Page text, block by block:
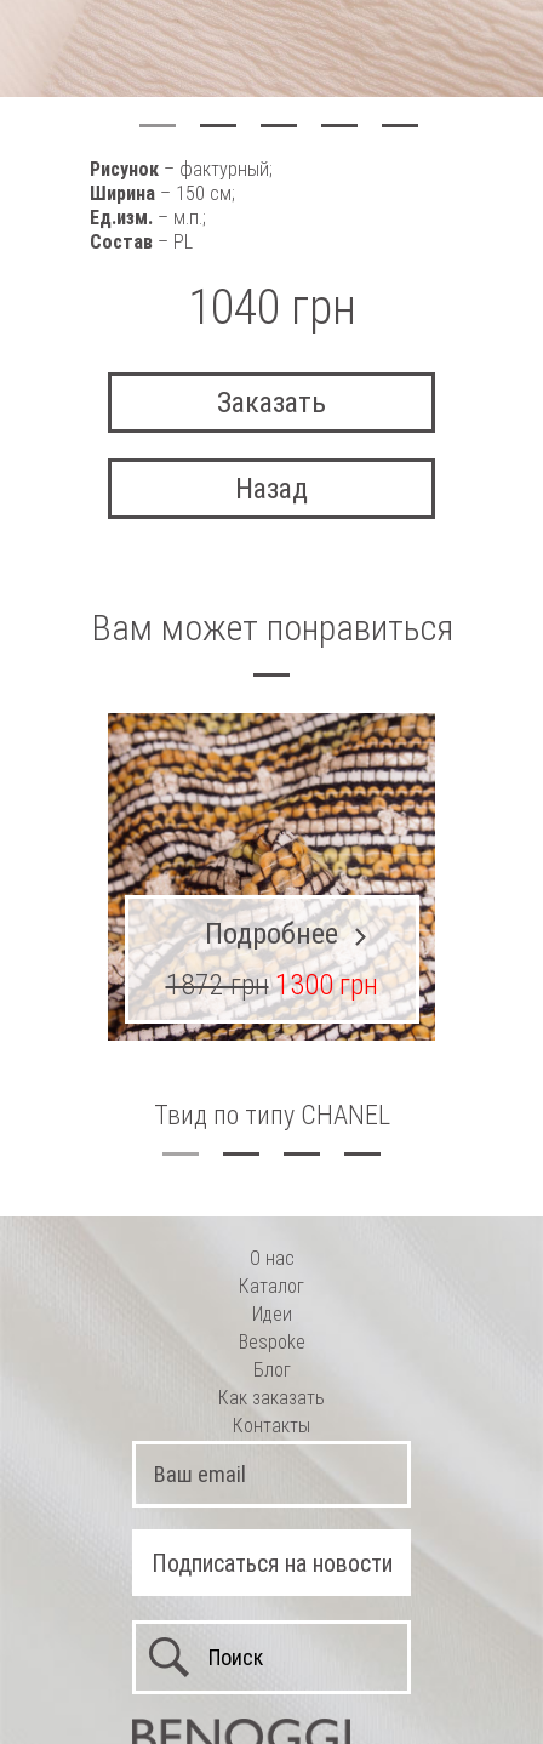
Рисунок – фактурный;
Ширина – 150 см;
Ед.изм. – м.п.;
Состав – PL
1040 грн
Заказать
Назад
Вам может понравиться
Твид по типу CHANEL
Подробнее
1872 грн1300 грн
О нас
Каталог
Идеи
Bespoke
Блог
Как заказать
Контакты